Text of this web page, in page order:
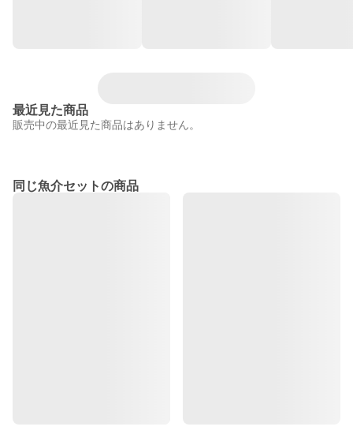
最近見た商品
販売中の最近見た商品はありません。
同じ魚介セットの商品